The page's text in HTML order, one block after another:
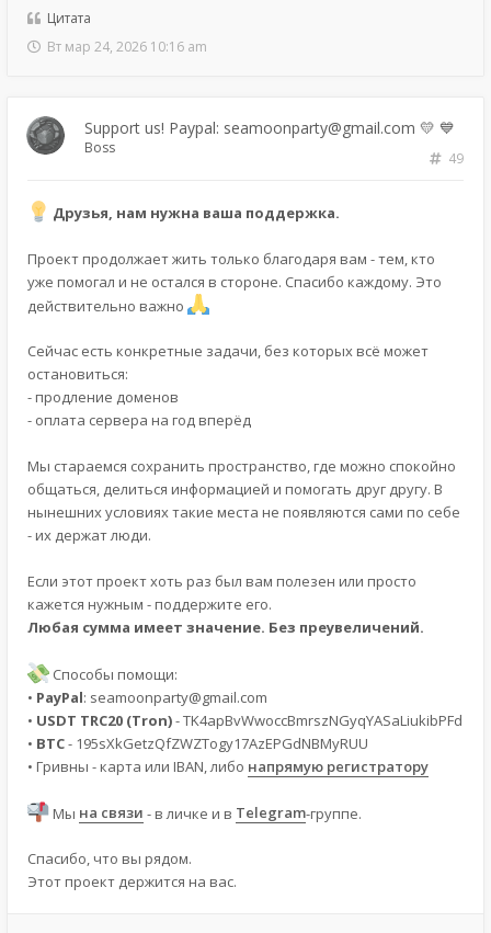
Цитата
Вт мар 24, 2026 10:16 am
Support us! Paypal: seamoonparty@gmail.com 💛 💙
49
Boss
Друзья, нам нужна ваша поддержка.
Проект продолжает жить только благодаря вам - тем, кто
уже помогал и не остался в стороне. Спасибо каждому. Это
действительно важно
Сейчас есть конкретные задачи, без которых всё может
остановиться:
- продление доменов
- оплата сервера на год вперёд
Мы стараемся сохранить пространство, где можно спокойно
общаться, делиться информацией и помогать друг другу. В
нынешних условиях такие места не появляются сами по себе
- их держат люди.
Если этот проект хоть раз был вам полезен или просто
кажется нужным - поддержите его.
Любая сумма имеет значение. Без преувеличений.
Способы помощи:
• PayPal: seamoonparty@gmail.com
• USDT TRC20 (Tron)- TK4apBvWwoccBmrszNGyqYASaLiukibPFd
• BTC- 195sXkGetzQfZWZTogy17AzEPGdNBMyRUU
• Гривны - карта или IBAN, либо напрямую регистратору
Мы на связи - в личке и в Telegram-группе.
Спасибо, что вы рядом.
Этот проект держится на вас.